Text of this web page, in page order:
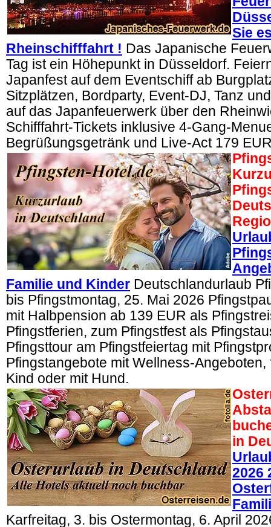
Sie
Rheinschifffahrt ! Das Japanische
Tag ist ein Höhepunkt in Düsseldorf.
Japanfest auf dem Eventschiff ab
Sitzplätzen, Bordparty, Event-DJ, Tanz
auf das Japanfeuerwerk über den
Schifffahrt-Tickets inklusive 4-Gang-
Begrüßungsgetränk und Live-Act 179
Familie und Kinder Deutschlandurlaub
bis Pfingstmontag, 25. Mai 2026
mit Halbpension ab 139 EUR als
Pfingstferien, zum Pfingstfest als
Pfingsttour am Pfingstfeiertag mit
Pfingstangebote mit Wellness-Angeboten,
Kind oder mit Hund.
in
2026
Karfreitag, 3. bis Ostermontag, 6. April